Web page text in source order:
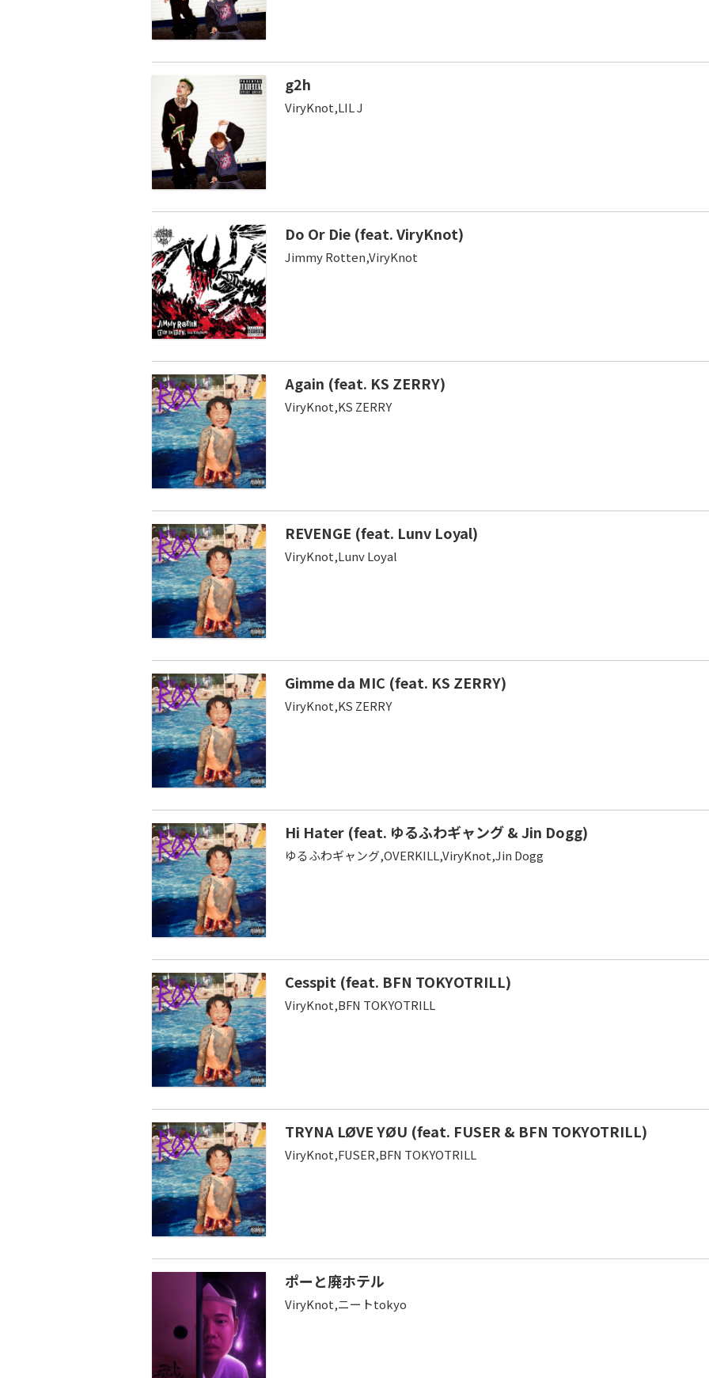
g2h
ViryKnot,LIL J
Do Or Die (feat. ViryKnot)
Jimmy Rotten,ViryKnot
Again (feat. KS ZERRY)
ViryKnot,KS ZERRY
REVENGE (feat. Lunv Loyal)
ViryKnot,Lunv Loyal
Gimme da MIC (feat. KS ZERRY)
ViryKnot,KS ZERRY
Hi Hater (feat. ゆるふわギャング & Jin Dogg)
ゆるふわギャング,OVERKILL,ViryKnot,Jin Dogg
Cesspit (feat. BFN TOKYOTRILL)
ViryKnot,BFN TOKYOTRILL
TRYNA LØVE YØU (feat. FUSER & BFN TOKYOTRILL)
ViryKnot,FUSER,BFN TOKYOTRILL
ポーと廃ホテル
ViryKnot,ニートtokyo